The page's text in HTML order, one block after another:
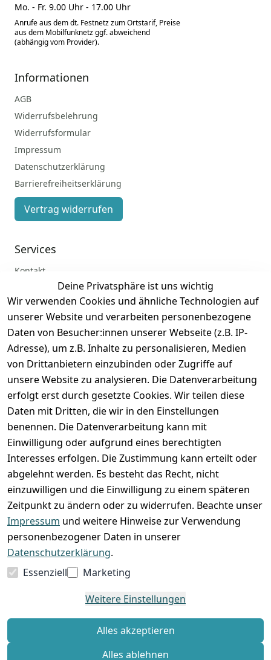
Deine Privatsphäre ist uns wichtig
Wir verwenden Cookies und ähnliche Technologien auf
unserer Website und verarbeiten personenbezogene
Daten von Besucher:innen unserer Webseite (z.B. IP-
Adresse), um z.B. Inhalte zu personalisieren, Medien
von Drittanbietern einzubinden oder Zugriffe auf
unsere Website zu analysieren. Die Datenverarbeitung
erfolgt erst durch gesetzte Cookies. Wir teilen diese
Daten mit Dritten, die wir in den Einstellungen
benennen. Die Datenverarbeitung kann mit
Einwilligung oder aufgrund eines berechtigten
Interesses erfolgen. Die Zustimmung kann erteilt oder
abgelehnt werden. Es besteht das Recht, nicht
einzuwilligen und die Einwilligung zu einem späteren
Zeitpunkt zu ändern oder zu widerrufen. Beachte unser
Impressum und weitere Hinweise zur Verwendung
personenbezogener Daten in unserer
Datenschutzerklärung.
Essenziell
Marketing
Weitere Einstellungen
Alles akzeptieren
Alles ablehnen
Mo. - Fr. 9.00 Uhr - 17.00 Uhr
Anrufe aus dem dt. Festnetz zum Ortstarif, Preise
aus dem Mobilfunknetz ggf. abweichend
(abhängig vom Provider).
Informationen
AGB
Widerrufsbelehrung
Widerrufsformular
Impressum
Datenschutzerklärung
Barrierefreiheitserklärung
Vertrag widerrufen
Services
Kontakt
Registrieren
Zahlung und Versand
VORKASSE RECHNUNG
Alle Preise verstehen sich inkl. gesetzl. MwSt. und zzgl.